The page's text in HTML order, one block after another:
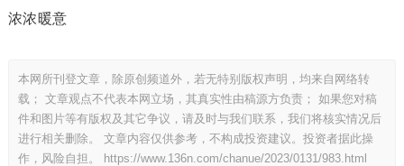
浓浓暖意
本网所刊登文章，除原创频道外，若无特别版权声明，均来自网络转
载； 文章观点不代表本网立场，其真实性由稿源方负责； 如果您对稿
件和图片等有版权及其它争议，请及时与我们联系，我们将核实情况后
进行相关删除。 文章内容仅供参考，不构成投资建议。投资者据此操
作，风险自担。
https://www.136n.com/chanue/2023/0131/983.html